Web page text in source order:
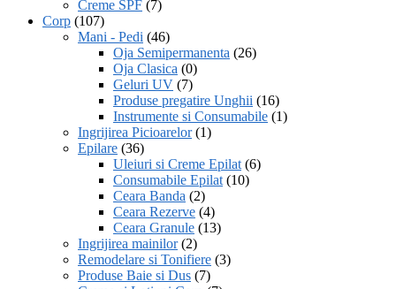
Creme SPF (7)
Corp (107)
Mani - Pedi (46)
Oja Semipermanenta (26)
Oja Clasica (0)
Geluri UV (7)
Produse pregatire Unghii (16)
Instrumente si Consumabile (1)
Ingrijirea Picioarelor (1)
Epilare (36)
Uleiuri si Creme Epilat (6)
Consumabile Epilat (10)
Ceara Banda (2)
Ceara Rezerve (4)
Ceara Granule (13)
Ingrijirea mainilor (2)
Remodelare si Tonifiere (3)
Produse Baie si Dus (7)